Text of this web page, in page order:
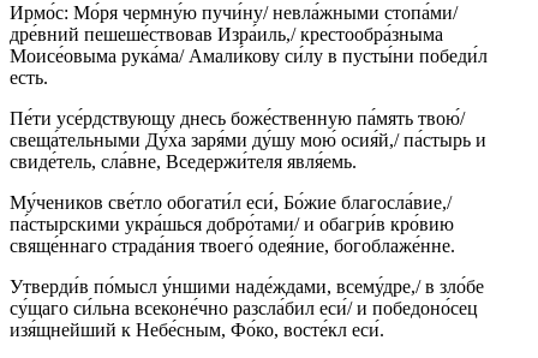
Ирмо́с: Мо́ря чермну́ю пучи́ну/ невла́жными стопа́ми/
дре́вний пешеше́ствовав Изра́иль,/ крестообра́зныма
Моисе́овыма рука́ма/ Амали́кову си́лу в пусты́ни победи́л
есть.
Пе́ти усе́рдствующу днесь боже́ственную па́мять твою́/
свеща́тельными Ду́ха заря́ми ду́шу мою́ осия́й,/ па́стырь и
свиде́тель, сла́вне, Вседержи́теля явля́емь.
Му́чеников све́тло обогати́л еси́, Бо́жие благосла́вие,/
па́стырскими укра́шься добро́тами/ и обагри́в кро́вию
свяще́ннаго страда́ния твоего́ одея́ние, богоблаже́нне.
Утверди́в по́мысл у́ншими наде́ждами, всему́дре,/ в зло́бе
су́щаго си́льна всеконе́чно разсла́бил еси́/ и победоно́сец
изя́щнейший к Небе́сным, Фо́ко, восте́кл еси́.